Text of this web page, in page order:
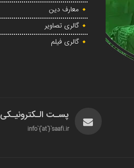
معارف دین
گالری تصاویر
گالری فیلم
پسـت الـکترونیـکی
info`{`at`}`saafi.ir